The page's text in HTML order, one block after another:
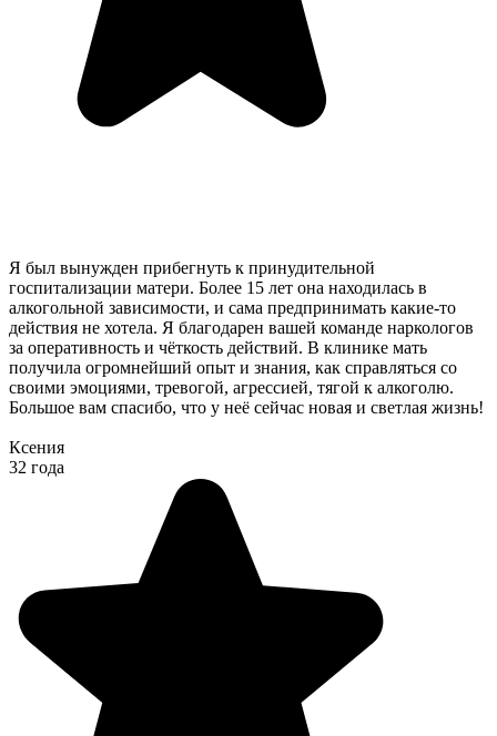
Я был вынужден прибегнуть к принудительной
госпитализации матери. Более 15 лет она находилась в
алкогольной зависимости, и сама предпринимать какие-то
действия не хотела. Я благодарен вашей команде наркологов
за оперативность и чёткость действий. В клинике мать
получила огромнейший опыт и знания, как справляться со
своими эмоциями, тревогой, агрессией, тягой к алкоголю.
Большое вам спасибо, что у неё сейчас новая и светлая жизнь!
Ксения
32 года